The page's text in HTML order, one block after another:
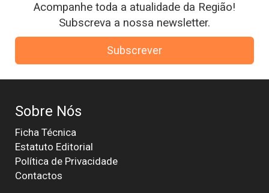
Acompanhe toda a atualidade da Região!
Subscreva a nossa newsletter.
Subscrever
Sobre Nós
Ficha Técnica
Estatuto Editorial
Política de Privacidade
Contactos